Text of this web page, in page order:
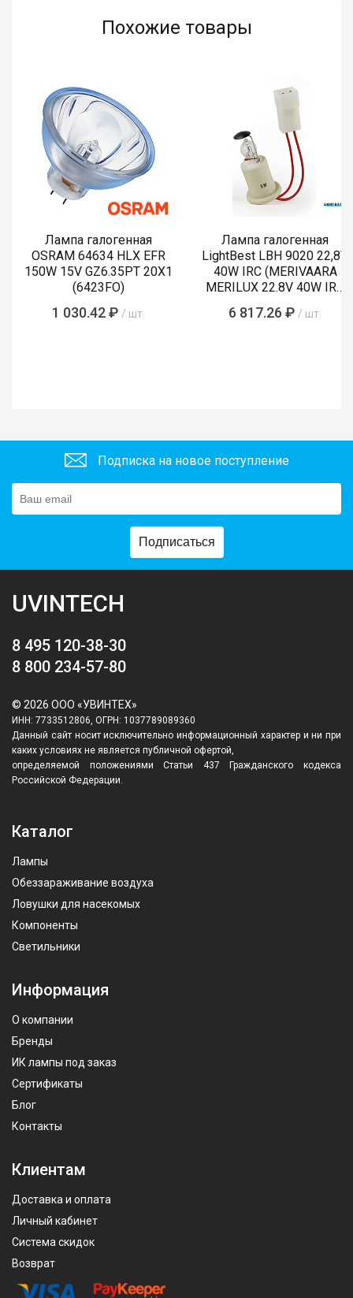
Похожие товары
Лампа галогенная
OSRAM 64634 HLX EFR
150W 15V GZ6.35PT 20X1
(6423FO)
1 030.42 ₽ / шт.
Лампа галогенная
LightBest LBH 9020 22,8V
40W IRC (MERIVAARA
MERILUX 22.8V 40W IRC
6 817.26 ₽ / шт.
Подписка на новое поступление
Подписаться
UVINTECH
8 495 120-38-30
8 800 234-57-80
© 2026 ООО «УВИНТЕХ»
ИНН: 7733512806, ОГРН: 1037789089360
Данный сайт носит исключительно информационный характер и ни при
каких условиях не является публичной офертой,
определяемой положениями Статьи 437 Гражданского кодекса
Российской Федерации.
Каталог
Лампы
Обеззараживание воздуха
Ловушки для насекомых
Компоненты
Светильники
Информация
О компании
Бренды
ИК лампы под заказ
Сертификаты
Блог
Контакты
Клиентам
Доставка и оплата
Личный кабинет
Система скидок
Возврат